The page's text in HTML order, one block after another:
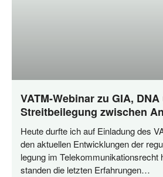
VATM-Webinar zu GIA,
Streitbeilegung zwischen
Praxis
Heu­te durf­te ich auf Ein­la­dung des
den aktu­el­len Ent­wick­lun­gen der
le­gung im Tele­kom­mu­ni­ka­ti­ons­recht
stan­den die letz­ten Erfahrungen…